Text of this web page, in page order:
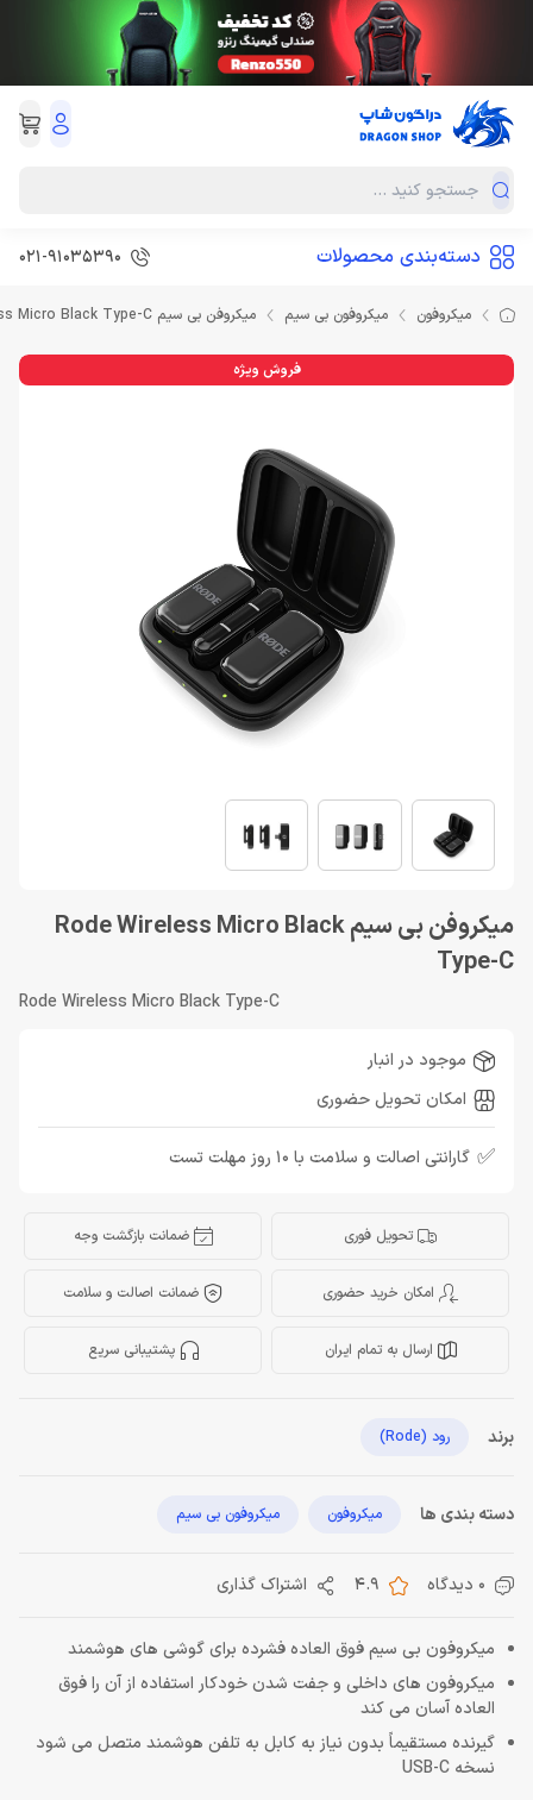
دسته‌بندی محصولات 021-91035390
میکروفون میکروفون بی سیم میکروفن بی سیم Rode Wireless Micro Black Type-C
فروش ویژه
میکروفن بی سیم Rode Wireless Micro Black
Type-C
Rode Wireless Micro Black Type-C
موجود در انبار
امکان تحویل حضوری
✅ گارانتی اصالت و سلامت با 10 روز مهلت تست
تحویل فوری ضمانت بازگشت وجه
امکان خرید حضوری ضمانت اصالت و سلامت
ارسال به تمام ایران پشتیبانی سریع
برند رود (Rode)
دسته بندی ها میکروفون میکروفون بی سیم
0 دیدگاه 4.9 اشتراک گذاری
میکروفون بی سیم فوق العاده فشرده برای گوشی های هوشمند
میکروفون های داخلی و جفت شدن خودکار استفاده از آن را فوق
العاده آسان می کند
گیرنده مستقیماً بدون نیاز به کابل به تلفن هوشمند متصل می شود
نسخه USB-C